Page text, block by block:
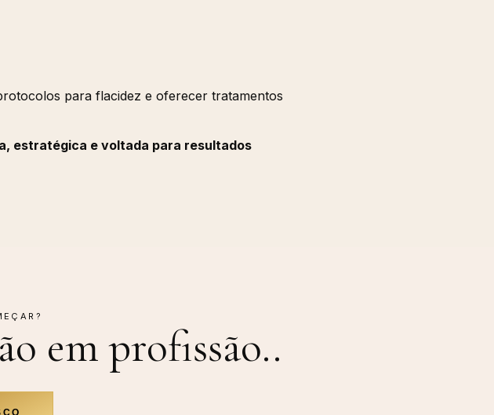
para flacidez e oferecer tratamentos
estratégica e voltada para resultados
emprofissão..